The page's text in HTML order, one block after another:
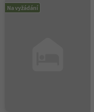
Na vyžádání